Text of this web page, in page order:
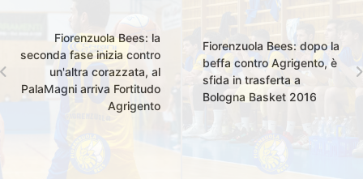
Fiorenzuola Bees: la
seconda fase inizia contro
un'altra corazzata, al
PalaMagni arriva Fortitudo
Agrigento
Fiorenzuola Bees: dopo la
beffa contro Agrigento, è
sfida in trasferta a
Bologna Basket 2016